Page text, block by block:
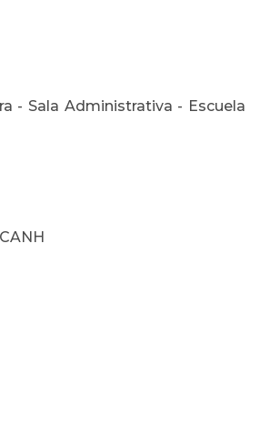
Sala Administrativa - Escuela